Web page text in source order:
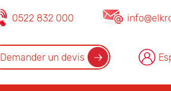
0522 832 000
Demander un devis